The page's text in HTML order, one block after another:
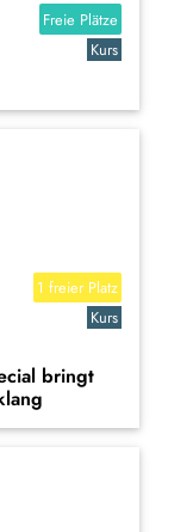
Freie Plätze
Kurs
1 freier Platz
Kurs
bringt